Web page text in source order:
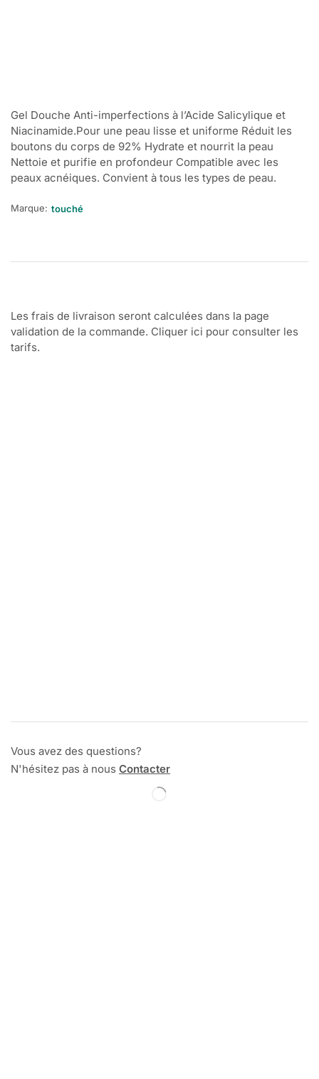
Gel Douche Anti-imperfections à l’Acide Salicylique et
Niacinamide.Pour une peau lisse et uniforme Réduit les
boutons du corps de 92% Hydrate et nourrit la peau
Nettoie et purifie en profondeur Compatible avec les
peaux acnéiques. Convient à tous les types de peau.
Marque: touché
Les frais de livraison seront calculées dans la page
validation de la commande. Cliquer ici pour consulter les
tarifs.
Vous avez des questions?
N'hésitez pas à nous Contacter